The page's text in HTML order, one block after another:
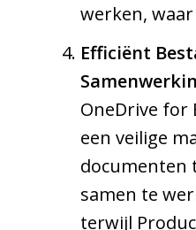
werken,
Efficiënt
OneDrive for
een veilige
documenten
samen te
terwijl